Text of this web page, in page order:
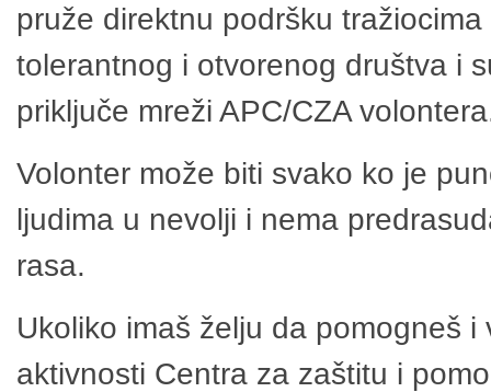
pruže direktnu podršku
tolerantnog i otvorenog društva i
priključe mreži APC/CZA
Volonter može biti svako ko je
ljudima u nevolji i nema
rasa.
Ukoliko imaš želju da pomogneš
aktivnosti Centra za zaštitu i